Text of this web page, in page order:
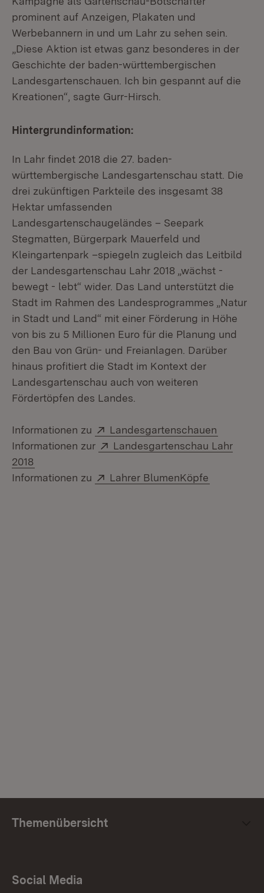
prominent auf Anzeigen, Plakaten und
Werbebannern in und um Lahr zu sehen sein.
„Diese Aktion ist etwas ganz besonderes in der
Geschichte der baden-württembergischen
Landesgartenschauen. Ich bin gespannt auf die
Kreationen“, sagte Gurr-Hirsch.
Hintergrundinformation:
In Lahr findet 2018 die 27. baden-
württembergische Landesgartenschau statt. Die
drei zukünftigen Parkteile des insgesamt 38
Hektar umfassenden
Landesgartenschaugeländes – Seepark
Stegmatten, Bürgerpark Mauerfeld und
Kleingartenpark –spiegeln zugleich das Leitbild
der Landesgartenschau Lahr 2018 „wächst -
bewegt - lebt“ wider. Das Land unterstützt die
Stadt im Rahmen des Landesprogrammes „Natur
in Stadt und Land“ mit einer Förderung in Höhe
von bis zu 5 Millionen Euro für die Planung und
den Bau von Grün- und Freianlagen. Darüber
hinaus profitiert die Stadt im Kontext der
Landesgartenschau auch von weiteren
Fördertöpfen des Landes.
Informationen zu Extern:
Landesgartenschauen
Informationen zur
Extern:
Landesgartenschau Lahr
2018
Informationen zu
Extern:
Lahrer BlumenKöpfe
Themenübersicht
Social Media